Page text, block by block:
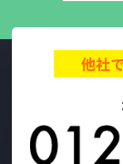
他社